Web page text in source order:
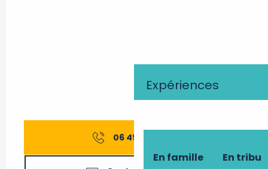
Expériences
En famille En tribu
06 49 37 10